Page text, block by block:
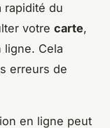
rapidité du
votre carte,
ligne. Cela
erreurs de
en ligne peut